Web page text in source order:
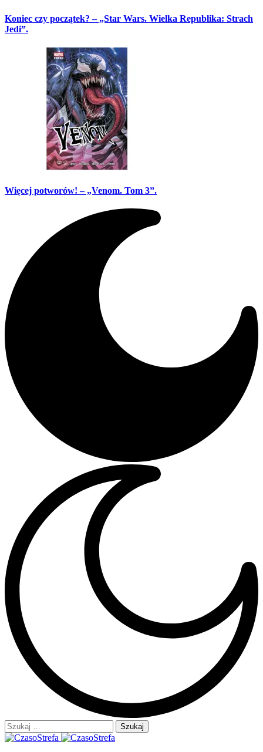
Koniec czy początek? – „Star Wars. Wielka Republika: Strach
Jedi”.
Więcej potworów! – „Venom. Tom 3”.
Szukaj: